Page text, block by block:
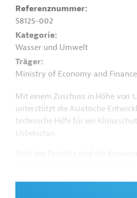
Referenznummer
58125-002
Kategorie
Wasser und Umwelt
Träger
Ministry of Economy and Finance
Mit einem Zuschuss in Höhe von
unterstützt die Asiatische
technische Hilfe für ein
Usbekistan.